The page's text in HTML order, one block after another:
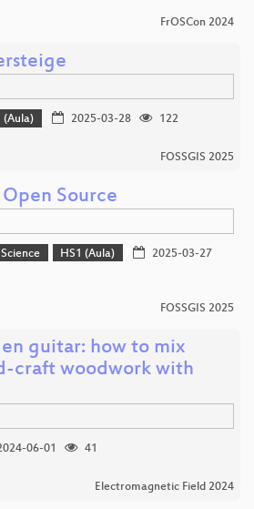
FrOSCon 2024
(Aula) 2025-03-28
122
FOSSGIS 2025
Source
HS1 (Aula)
2025-03-27
FOSSGIS 2025
guitar: how to mix
craft woodwork with
06-01
41
Electromagnetic Field 2024